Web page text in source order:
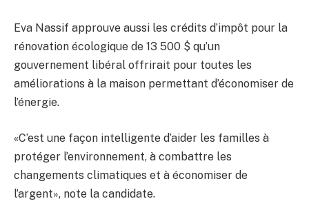
Eva Nassif approuve aussi les crédits d’impôt pour la
rénovation écologique de 13 500 $ qu’un
gouvernement libéral offrirait pour toutes les
améliorations à la maison permettant d’économiser de
l’énergie.
«C’est une façon intelligente d’aider les familles à
protéger l’environnement, à combattre les
changements climatiques et à économiser de
l’argent», note la candidate.